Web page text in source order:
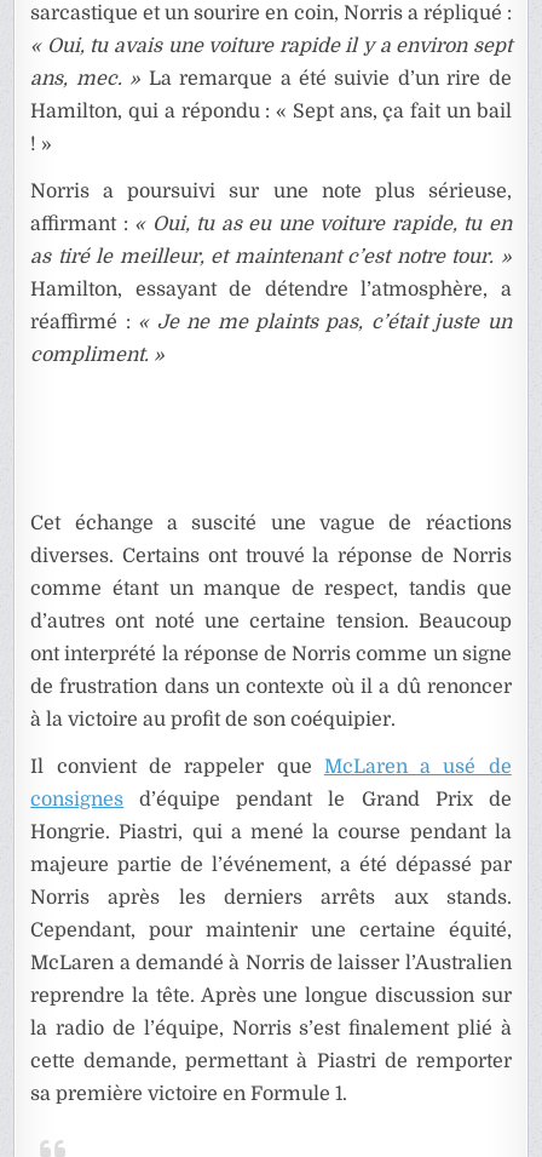
sarcastique et un sourire en coin, Norris a répliqué :
« Oui, tu avais une voiture rapide il y a environ sept
ans, mec. » La remarque a été suivie d’un rire de
Hamilton, qui a répondu : « Sept ans, ça fait un bail
! »
Norris a poursuivi sur une note plus sérieuse,
affirmant : « Oui, tu as eu une voiture rapide, tu en
as tiré le meilleur, et maintenant c’est notre tour. »
Hamilton, essayant de détendre l’atmosphère, a
réaffirmé : « Je ne me plaints pas, c’était juste un
compliment. »
Cet échange a suscité une vague de réactions
diverses. Certains ont trouvé la réponse de Norris
comme étant un manque de respect, tandis que
d’autres ont noté une certaine tension. Beaucoup
ont interprété la réponse de Norris comme un signe
de frustration dans un contexte où il a dû renoncer
à la victoire au profit de son coéquipier.
Il convient de rappeler que McLaren a usé de
consignes d’équipe pendant le Grand Prix de
Hongrie. Piastri, qui a mené la course pendant la
majeure partie de l’événement, a été dépassé par
Norris après les derniers arrêts aux stands.
Cependant, pour maintenir une certaine équité,
McLaren a demandé à Norris de laisser l’Australien
reprendre la tête. Après une longue discussion sur
la radio de l’équipe, Norris s’est finalement plié à
cette demande, permettant à Piastri de remporter
sa première victoire en Formule 1.